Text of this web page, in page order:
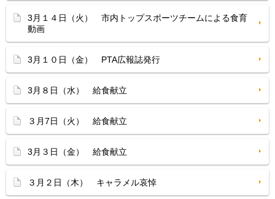
3月１４日（火） 市内トップスポーツチームによる食育
動画
3月１０日（金） PTA広報誌発行
3月８日（水） 給食献立
３月7日（火） 給食献立
3月３日（金） 給食献立
３月２日（木） キャラメル哀悼